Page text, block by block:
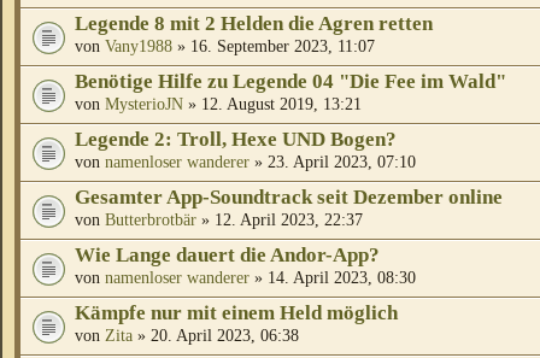
Legende 8 mit 2 Helden die Agren retten
von Vany1988 » 16. September 2023, 11:07
Benötige Hilfe zu Legende 04 "Die Fee im Wald"
von MysterioJN » 12. August 2019, 13:21
Legende 2: Troll, Hexe UND Bogen?
von namenloser wanderer » 23. April 2023, 07:10
Gesamter App-Soundtrack seit Dezember online
von Butterbrotbär » 12. April 2023, 22:37
Wie Lange dauert die Andor-App?
von namenloser wanderer » 14. April 2023, 08:30
Kämpfe nur mit einem Held möglich
von Zita » 20. April 2023, 06:38